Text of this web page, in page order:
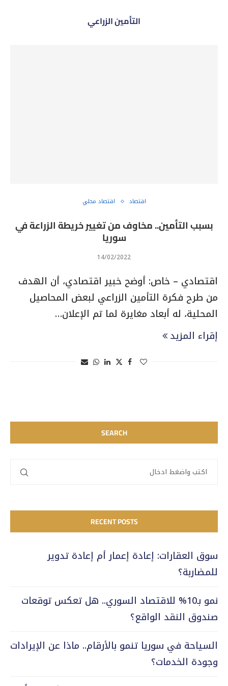
التأمين الزراعي
اقتصاد اقتصاد محلي
بسبب التأمين.. مخاوف من تغيير خريطة الزراعة في
سوريا
14/02/2022
اقتصادي – خاص: أوضح خبير اقتصادي، أن الهدف
من طرح فكرة التأمين الزراعي لبعض المحاصيل
المحلية، له أبعاد مغايرة لما تم الإعلان…
إقراء المزيد
SEARCH
RECENT POSTS
سوق العقارات: إعادة إعمار أم إعادة تدوير
للمضاربة؟
نمو بـ10% للاقتصاد السوري.. هل تعكس توقعات
صندوق النقد الواقع؟
السياحة في سوريا تنمو بالأرقام.. ماذا عن الإيرادات
وجودة الخدمات؟